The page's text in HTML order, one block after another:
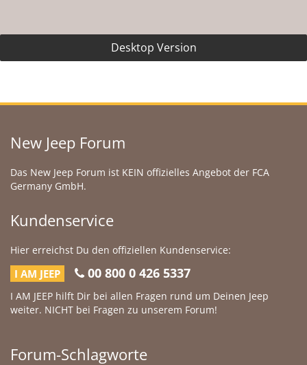
Desktop Version
New Jeep Forum
Das New Jeep Forum ist KEIN offizielles Angebot der FCA
Germany GmbH.
Kundenservice
Hier erreichst Du den offiziellen Kundenservice:
I AM JEEP 00 800 0 426 5337
I AM JEEP hilft Dir bei allen Fragen rund um Deinen Jeep
weiter. NICHT bei Fragen zu unserem Forum!
Forum-Schlagworte